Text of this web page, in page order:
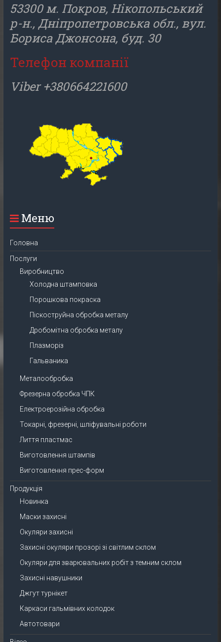
53300 м. Покров, Нікопольський
р-н., Дніпропетровська обл., вул.
Бориса Джонсона, буд. 30
Телефон компанії
Viber +380664221600
Меню
Головна
Послуги
Виробництво
Холодна штамповка
Порошкова покраска
Піскоструйна обробка металу
Дробомітна обробка металу
Плазморіз
Гальваника
Металообробка
Фрезерна обробка ЧПК
Електроерозійна обробка
Токарні, фрезерні, шліфувальні роботи
Лиття пластмас
Виготовлення штампів
Виготовлення прес-форм
Продукція
Новинка
Маски захисні
Окуляри захисні
Захисні окуляри прозорі зі світлим склом
Окуляри для зварювальних робіт з темним склом
Захисні навушники
Джгут турнікет
Каркаси гальмівних колодок
Автотовари